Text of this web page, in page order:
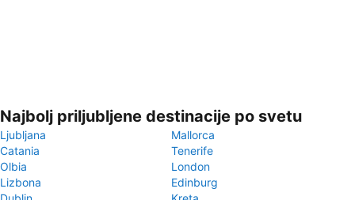
Najbolj priljubljene destinacije po svetu
Ljubljana
Mallorca
Catania
Tenerife
Olbia
London
Lizbona
Edinburg